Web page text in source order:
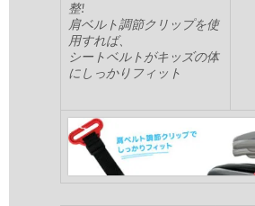
整!
肩ベルト調節クリップを使
用すれば、
シートベルトがキッズの体
にしっかりフィット